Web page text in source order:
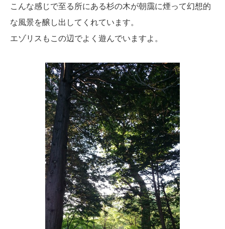
こんな感じで至る所にある杉の木が朝靄に煙って幻想的
な風景を醸し出してくれています。
エゾリスもこの辺でよく遊んでいますよ。